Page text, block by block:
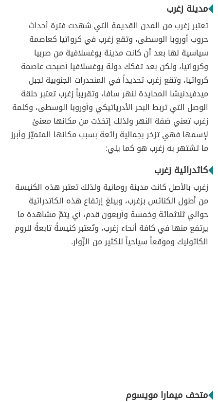
مدينة زغرب
تعتبر زغرب من المدن القديمة التي شهدت فترة أحداث
حروب أوروبا الوسطى، وتقع زغرب في كرواتيا كعاصمة
سياسية لها بعد أن كانت مدينة يوغسلافية من صربيا
وكرواتيا، ولكن بعد تفكك دولة يوغسلافيا أصبحت عاصمة
كرواتيا، وتقع زغرب تحديداً في المنحدرات الجنوبية لجبل
ميدفيدنيشا المحايدة لنهر سافا، وتقريباً زغرب تعتبر حلقة
الوصل التي تربط البحر الأدرياتيكي وأوروبا الوسطى، وكلمة
زغرب تعني ضفة النهر ولذلك إتخذت من مكانها معنىً
لإسمها فهي تزخر بجمالية رائعة بسبب مكانها المتميّز وأبرز
ما تشتهر به زغرب هو كما يلي:
كاثدرائية زغرب
زغرب بالأصل كانت مدينة رومانية ولذلك تعتبر هذه الكنيسة
من أطول الكنائس بزغرب، ويبلغ إرتفاع هذه الكاتدرائية
حوالي ثلاثمائة وخمسة وأربعون قدم، أي يتمّ مشاهدة ما
يرتفع منها في كافة أنحاء زغرب، وتُعتبر كنيسةً تابعةً للروم
الكاثوليك وموقعاً سياحياً للكثير من الزّوار.
متحف ميمارا مويسوم